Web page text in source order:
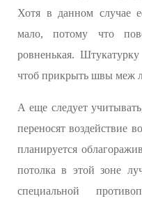
Хотя в данном случае
мало, потому что
ровненькая.
чтоб прикрыть швы меж
А еще следует
переносят воздействие
планируется
потолка в этой зоне
специальной